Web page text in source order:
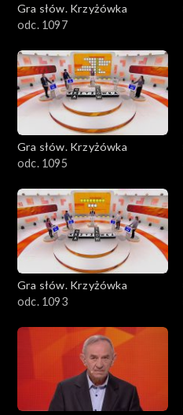
Gra słów. Krzyżówka
odc. 1097
Gra słów. Krzyżówka
odc. 1095
Gra słów. Krzyżówka
odc. 1093